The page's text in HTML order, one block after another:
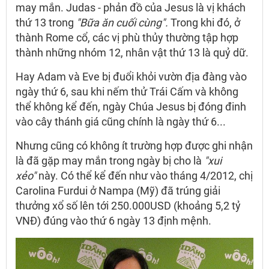
may mắn. Judas - phản đồ của Jesus là vị khách
thứ 13 trong "Bữa ăn cuối cùng". Trong khi đó, ở
thành Rome cổ, các vị phù thủy thường tập hợp
thành những nhóm 12, nhân vật thứ 13 là quỷ dữ.
Hay Adam và Eve bị đuổi khỏi vườn địa đàng vào
ngày thứ 6, sau khi nếm thử Trái Cấm và không
thể không kể đến, ngày Chúa Jesus bị đóng đinh
vào cây thánh giá cũng chính là ngày thứ 6...
Nhưng cũng có không ít trường hợp được ghi nhận
là đã gặp may mắn trong ngày bị cho là "xui
xẻo"này. Có thể kể đến như vào tháng 4/2012, chị
Carolina Furdui ở Nampa (Mỹ) đã trúng giải
thưởng xổ số lên tới 250.000USD (khoảng 5,2 tỷ
VNĐ) đúng vào thứ 6 ngày 13 định mệnh.